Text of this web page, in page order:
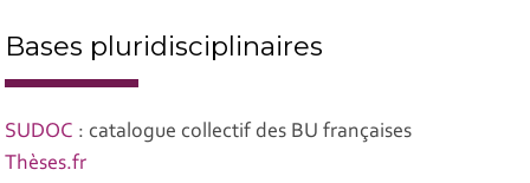
Bases pluridisciplinaires
SUDOC : catalogue collectif des BU françaises
Thèses.fr